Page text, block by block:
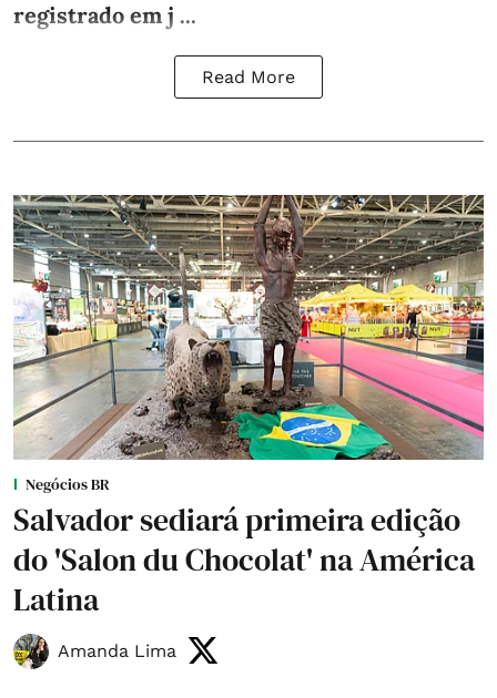
registrado em j ...
Read More
Negócios BR
Salvador sediará primeira edição
do 'Salon du Chocolat' na América
Latina
Amanda Lima